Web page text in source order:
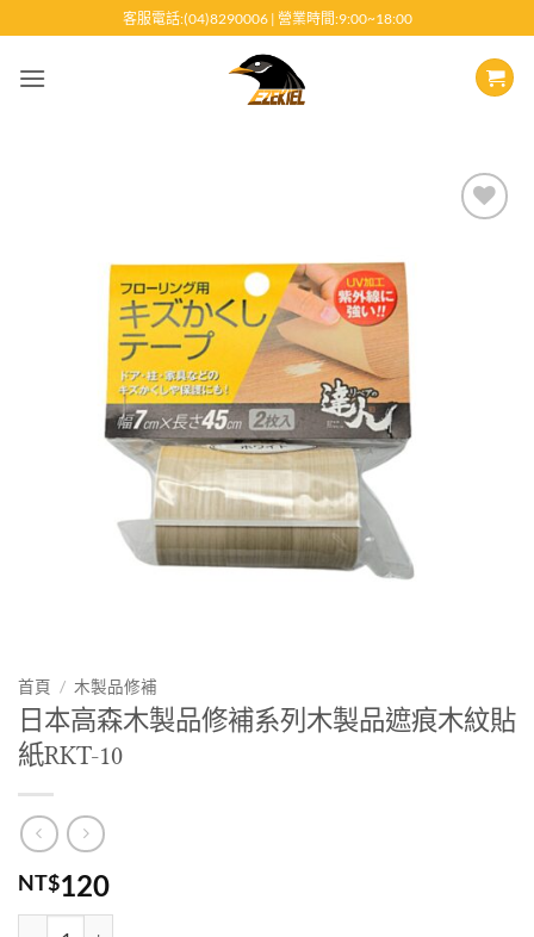
至
客服電話:(04)8290006 | 營業時間:9:00~18:00
首頁 / 木製品修補
日本高森木製品修補系列木製品遮痕木紋貼
紙RKT-10
NT$120